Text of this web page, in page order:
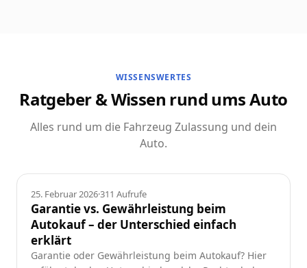
WISSENSWERTES
Ratgeber & Wissen rund ums Auto
Alles rund um die Fahrzeug Zulassung und dein
Auto.
Ratgeber
25. Februar 2026·311 Aufrufe
Garantie vs. Gewährleistung beim
Autokauf – der Unterschied einfach
erklärt
Garantie oder Gewährleistung beim Autokauf? Hier